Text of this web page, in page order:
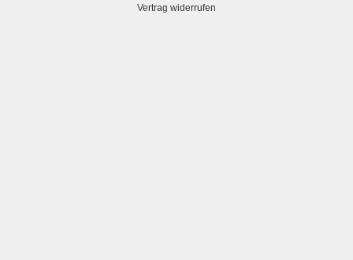
Vertrag widerrufen